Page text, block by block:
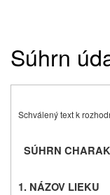
Súhrn
Schválený text k
SÚHRN
1. NÁZOV LIEKU